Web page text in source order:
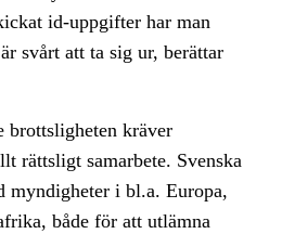
id-uppgifter har man
svårt att ta sig ur, berättar
brottsligheten kräver
rättsligt samarbete. Svenska
myndigheter i bl.a. Europa,
både för att utlämna